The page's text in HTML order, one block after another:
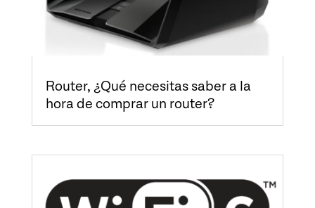
Router, ¿Qué necesitas saber a la
hora de comprar un router?